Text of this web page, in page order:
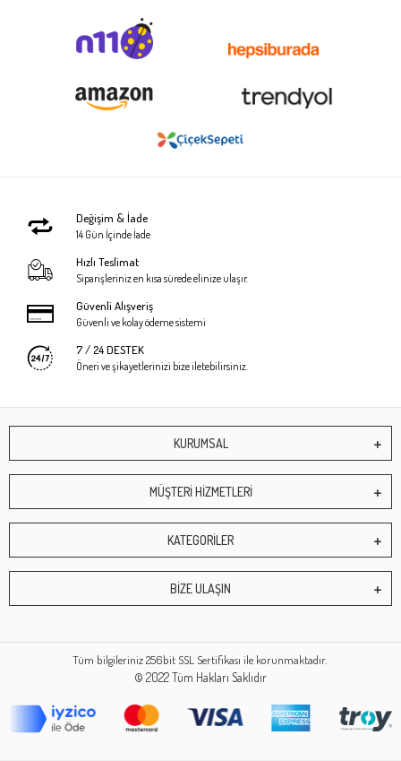
Değişim & İade
14 Gün İçinde İade
Hızlı Teslimat
Siparişleriniz en kısa sürede elinize ulaşır.
Güvenli Alışveriş
Güvenli ve kolay ödeme sistemi
7 / 24 DESTEK
Öneri ve şikayetlerinizi bize iletebilirsiniz.
KURUMSAL
MÜŞTERİ HİZMETLERİ
KATEGORİLER
BİZE ULAŞIN
Tüm bilgileriniz 256bit SSL Sertifikası ile korunmaktadır.
© 2022Tüm Hakları Saklıdır